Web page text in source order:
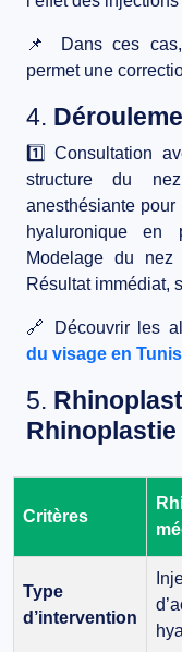
📌
Dans ces
permet une
4.
1️⃣ Consultation
structure du
anesthésiante pour
hyaluronique en
Modelage du nez
Résultat immédiat,
🔗 Découvrir les
du visage en
5.
Critères
Type
d’intervention